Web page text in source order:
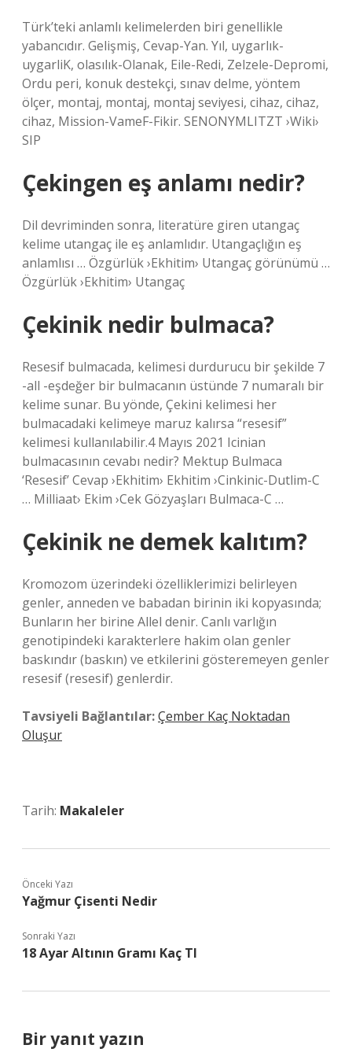
Türk’teki anlamlı kelimelerden biri genellikle
yabancıdır. Gelişmiş, Cevap-Yan. Yıl, uygarlık-
uygarliK, olasılık-Olanak, Eile-Redi, Zelzele-Depromi,
Ordu peri, konuk destekçi, sınav delme, yöntem
ölçer, montaj, montaj, montaj seviyesi, cihaz, cihaz,
cihaz, Mission-VameF-Fikir. SENONYMLITZT ›Wiki›
SIP
Çekingen eş anlamı nedir?
Dil devriminden sonra, literatüre giren utangaç
kelime utangaç ile eş anlamlıdır. Utangaçlığın eş
anlamlısı … Özgürlük ›Ekhitim› Utangaç görünümü …
Özgürlük ›Ekhitim› Utangaç
Çekinik nedir bulmaca?
Resesif bulmacada, kelimesi durdurucu bir şekilde 7
-all -eşdeğer bir bulmacanın üstünde 7 numaralı bir
kelime sunar. Bu yönde, Çekini kelimesi her
bulmacadaki kelimeye maruz kalırsa “resesif”
kelimesi kullanılabilir.4 Mayıs 2021 Icinian
bulmacasının cevabı nedir? Mektup Bulmaca
‘Resesif’ Cevap ›Ekhitim› Ekhitim ›Cinkinic-Dutlim-C
… Milliaat› Ekim ›Cek Gözyaşları Bulmaca-C …
Çekinik ne demek kalıtım?
Kromozom üzerindeki özelliklerimizi belirleyen
genler, anneden ve babadan birinin iki kopyasında;
Bunların her birine Allel denir. Canlı varlığın
genotipindeki karakterlere hakim olan genler
baskındır (baskın) ve etkilerini gösteremeyen genler
resesif (resesif) genlerdir.
Tavsiyeli Bağlantılar:Çember Kaç Noktadan
Oluşur
Tarih: Makaleler
Önceki Yazı
Yağmur Çisenti Nedir
Sonraki Yazı
18 Ayar Altının Gramı Kaç Tl
Bir yanıt yazın